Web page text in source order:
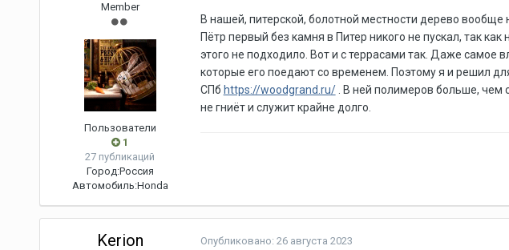
Member
Пользователи
1
27 публикаций
Город:Россия
Автомобиль:Honda
В нашей, питерской, болотной местности дерево
Пётр первый без камня в Питер никого не пускал, так
этого не подходило. Вот и с террасами так. Даже самое
которые его поедают со временем. Поэтому я и решил
СПб https://woodgrand.ru/. В ней полимеров больше, чем
не гниёт и служит крайне долго.
Kerion Опубликовано: 26 августа 2023